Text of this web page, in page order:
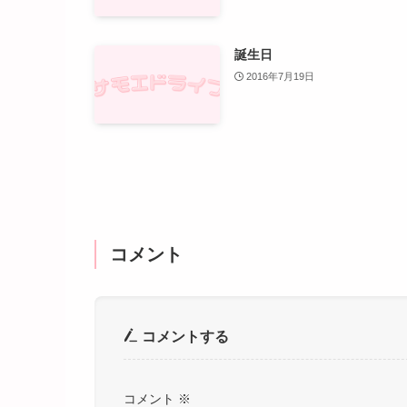
誕生日
2016年7月19日
コメント
コメントする
コメント ※